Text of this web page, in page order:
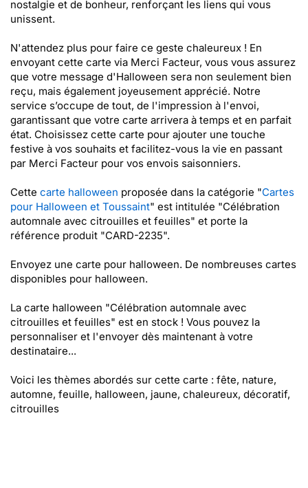
nostalgie et de bonheur, renforçant les liens qui vous
unissent.
N'attendez plus pour faire ce geste chaleureux ! En
envoyant cette carte via Merci Facteur, vous vous assurez
que votre message d'Halloween sera non seulement bien
reçu, mais également joyeusement apprécié. Notre
service s’occupe de tout, de l'impression à l'envoi,
garantissant que votre carte arrivera à temps et en parfait
état. Choisissez cette carte pour ajouter une touche
festive à vos souhaits et facilitez-vous la vie en passant
par Merci Facteur pour vos envois saisonniers.
Cette carte halloween proposée dans la catégorie "Cartes
pour Halloween et Toussaint" est intitulée "Célébration
automnale avec citrouilles et feuilles" et porte la
référence produit "CARD-2235".
Envoyez une carte pour halloween. De nombreuses cartes
disponibles pour halloween.
La carte halloween "Célébration automnale avec
citrouilles et feuilles" est en stock ! Vous pouvez la
personnaliser et l'envoyer dès maintenant à votre
destinataire...
Voici les thèmes abordés sur cette carte : fête, nature,
automne, feuille, halloween, jaune, chaleureux, décoratif,
citrouilles